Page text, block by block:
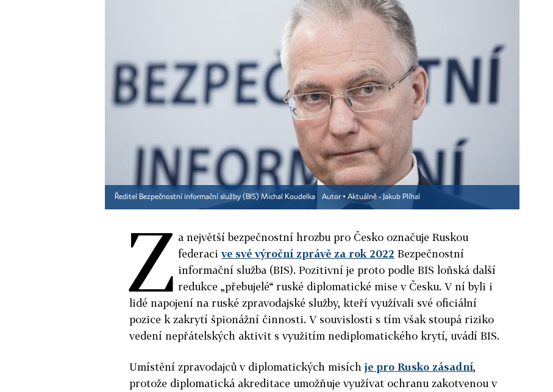
Ředitel Bezpečnostní informační služby (BIS) Michal Koudelka Autor ▪ Aktuálně - Jakub Plíhal
Z a největší bezpečnostní hrozbu pro Česko označuje Ruskou
federacive své výroční zprávě za rok 2022 Bezpečnostní
informační služba (BIS). Pozitivní je proto podle BIS loňská další
redukce „přebujelé“ ruské diplomatické mise v Česku. V ní byli i
lidé napojení na ruské zpravodajské služby, kteří využívali své oficiální
pozice k zakrytí špionážní činnosti. V souvislosti s tím však stoupá riziko
vedení nepřátelských aktivit s využitím nediplomatického krytí, uvádí BIS.
Umístění zpravodajců v diplomatických misíchje pro Rusko zásadní,
protože diplomatická akreditace umožňuje využívat ochranu zakotvenou v